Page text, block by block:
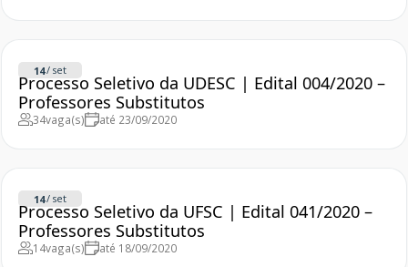
14/ set
Processo Seletivo da UDESC | Edital 004/2020 –
Professores Substitutos
34vaga(s) até 23/09/2020
14/ set
Processo Seletivo da UFSC | Edital 041/2020 –
Professores Substitutos
14vaga(s) até 18/09/2020